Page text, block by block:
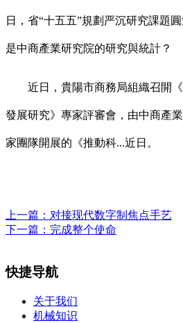
日，省“十五五”規劃严沉研究課題
是中商產業研究院的研究與統計？
近日，貴陽市商務局組織召開《
發展研究》專家評審會，由中商產
家團隊開展的《推動科...近日。
上一篇： 对接现代数字制焦点手艺
下一篇： 完成整个使命
快捷导航
关于我们
机械知识